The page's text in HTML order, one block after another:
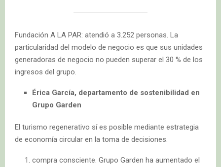
Fundación A LA PAR: atendió a 3.252 personas. La
particularidad del modelo de negocio es que sus unidades
generadoras de negocio no pueden superar el 30 % de los
ingresos del grupo.
Érica García, departamento de sostenibilidad en
Grupo Garden
El turismo regenerativo sí es posible mediante estrategia
de economía circular en la toma de decisiones.
compra consciente. Grupo Garden ha aumentado el